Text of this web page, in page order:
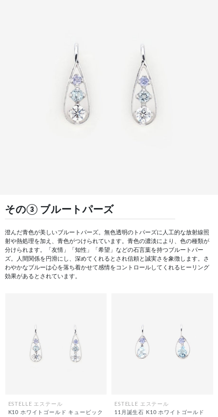
その③ ブルートパーズ
澄んだ青色が美しいブルートパーズ。無色透明のトパーズに人工的な放射線照
射や熱処理を加え、青色がつけられています。青色の濃淡により、色の種類が
分けられます。「友情」「知性」「希望」などの石言葉を持つブルートパー
ズ。人間関係を円滑にし、深めてくれるとされ信頼と誠実さを象徴します。さ
わやかなブルーは心を落ち着かせて感情をコントロールしてくれるヒーリング
効果があるとされています。
ESTELLE エステール
K10 ホワイトゴールド キュービック
ESTELLE エステール
11月誕生石 K10 ホワイトゴールド